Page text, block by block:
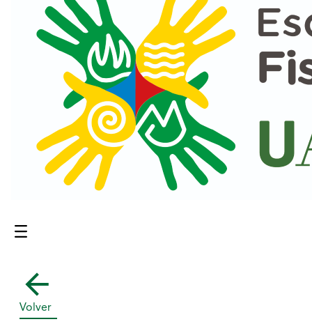
Contenido principal
Volver